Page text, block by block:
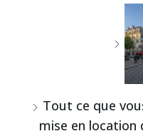
Tout ce que
mise en location